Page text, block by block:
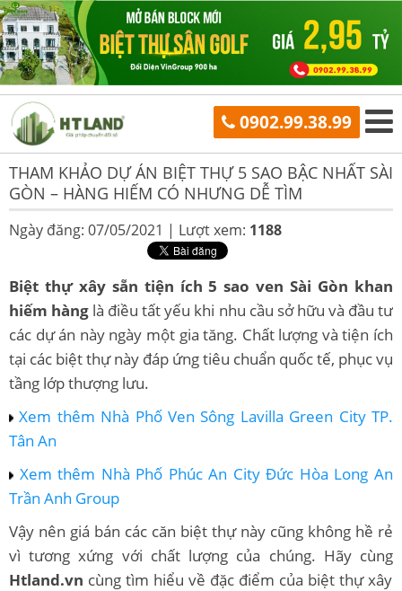
0902.99.38.99
THAM KHẢO DỰ ÁN BIỆT THỰ 5 SAO BẬC NHẤT SÀI
GÒN – HÀNG HIẾM CÓ NHƯNG DỄ TÌM
Ngày đăng: 07/05/2021 | Lượt xem: 1188
Biệt thự xây sẵn tiện ích 5 sao ven Sài Gòn khan
hiếm hàng là điều tất yếu khi nhu cầu sở hữu và đầu tư
các dự án này ngày một gia tăng. Chất lượng và tiện ích
tại các biệt thự này đáp ứng tiêu chuẩn quốc tế, phục vụ
tầng lớp thượng lưu.
Xem thêm Nhà Phố Ven Sông Lavilla Green City TP.
Tân An
Xem thêm Nhà Phố Phúc An City Đức Hòa Long An
Trần Anh Group
Vậy nên giá bán các căn biệt thự này cũng không hề rẻ
vì tương xứng với chất lượng của chúng. Hãy cùng
Htland.vn cùng tìm hiểu về đặc điểm của biệt thự xây